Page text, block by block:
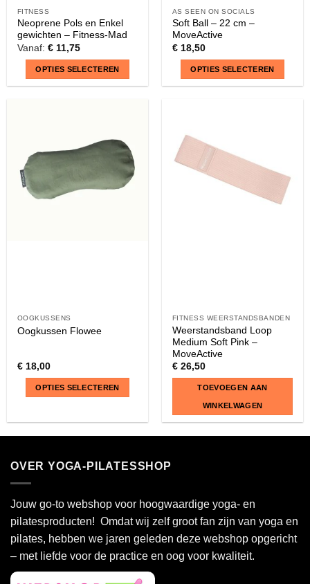
FITNESS
Neoprene Pols en Enkel
gewichten – Fitness-Mad
Vanaf: €11,75
OPTIES SELECTEREN
variaties.
Deze
optie
kan
AS SEEN ON SOCIALS
Soft Ball – 22 cm –
MoveActive
€18,50
OPTIES SELECTEREN
meerdere
variaties.
Deze
OOGKUSSENS
Oogkussen Flowee
€18,00
OPTIES SELECTEREN
meerdere
variaties.
Deze
optie
gekozen
worden
op
FITNESS WEERSTANDSBANDEN
Weerstandsband Loop
Medium Soft Pink –
MoveActive
€26,50
TOEVOEGEN AAN
WINKELWAGEN
OVER YOGA-PILATESSHOP
Jouw go-to webshop voor hoogwaardige yoga- en
pilatesproducten! Omdat wij zelf groot fan zijn van yoga en
pilates, hebben we jaren geleden deze webshop opgericht
– met liefde voor de practice en oog voor kwaliteit.